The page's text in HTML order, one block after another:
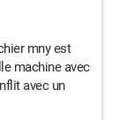
mny est
machine avec
avec un